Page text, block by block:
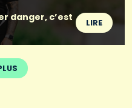
danger, c’est
LIRE